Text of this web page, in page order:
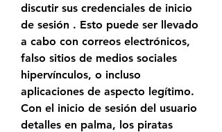
discutir sus credenciales de inicio
de sesión . Esto puede ser llevado
a cabo con correos electrónicos,
falso sitios de medios sociales
hipervínculos, o incluso
aplicaciones de aspecto legítimo.
Con el inicio de sesión del usuario
detalles en palma, los piratas